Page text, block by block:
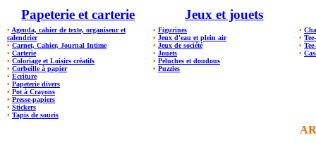
Papeterie et carterie
• Agenda, cahier de texte, organiseur et
calendrier
• Carnet, Cahier, Journal Intime
• Carterie
• Coloriage et Loisirs créatifs
• Corbeille à papier
• Ecriture
• Papeterie divers
• Pot à Crayons
• Presse-papiers
• Stickers
• Tapis de souris
Jeux et jouets
• Figurines
• Jeux d'eau et plein air
• Jeux de société
• Jouets
• Peluches et doudous
• Puzzles
•
•
•
•